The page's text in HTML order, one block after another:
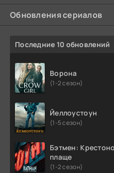
Обновления сериалов
Последние 10 обновлений
Ворона
(1-2 сезон)
Йеллоустоун
(1-5 сезон)
Бэтмен:
плаще
(1-2 сезон)